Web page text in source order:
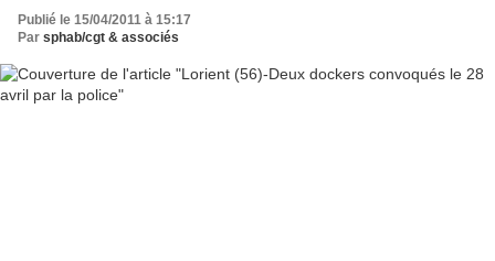
Publié le 15/04/2011 à 15:17
Par sphab/cgt & associés